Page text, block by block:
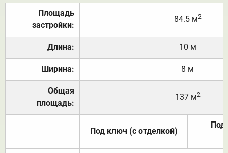
Площадь
застройки:
84.5 м2
Длина: 10 м
Ширина: 8 м
Общая
площадь:
137 м2
Под ключ (с отделкой)
Под